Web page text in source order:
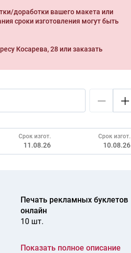
доработки вашего макета или
сроки изготовления могут быть
Косарева, 28 или заказать
Срок изгот.
11.08.26
Срок изгот.
10.08.26
Печать рекламных буклетов
онлайн
10 шт.
Показать полное описание